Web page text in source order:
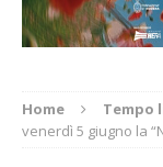
Home Tempo
venerdì 5 giugno la